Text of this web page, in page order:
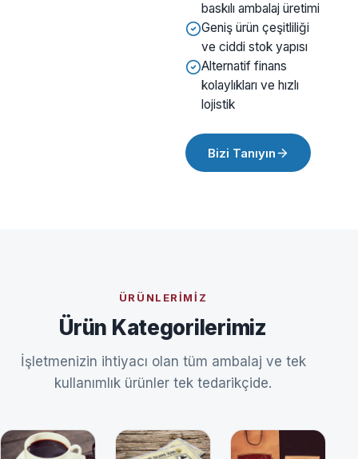
baskılı ambalaj üretimi
Geniş ürün çeşitliliği
ve ciddi stok yapısı
Alternatif finans
kolaylıkları ve hızlı
lojistik
Bizi Tanıyın
ÜRÜNLERIMIZ
Ürün Kategorilerimiz
İşletmenizin ihtiyacı olan tüm ambalaj ve tek
kullanımlık ürünler tek tedarikçide.